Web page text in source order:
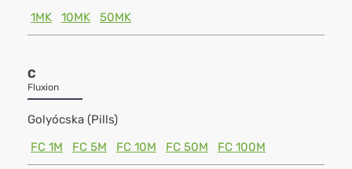
1MK
10MK 50MK
C
Fluxion
Golyócska (Pills)
FC 1M
FC 5M FC 10M FC 50M FC 100M